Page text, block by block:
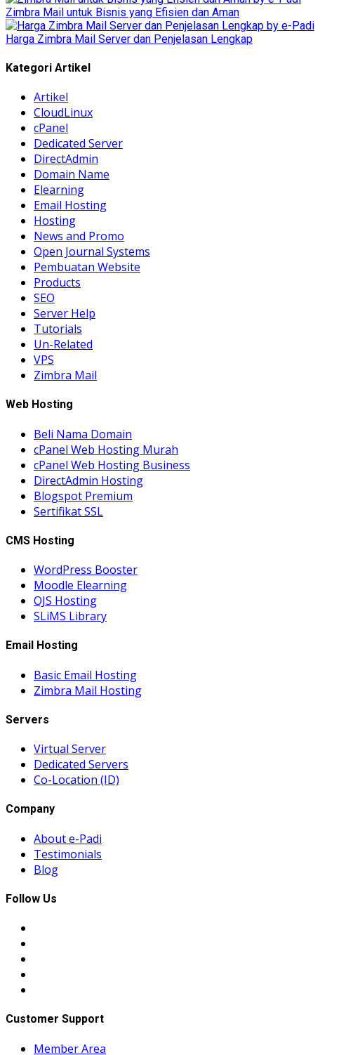
Zimbra Mail untuk Bisnis yang Efisien dan Aman
Harga Zimbra Mail Server dan Penjelasan Lengkap
Kategori Artikel
Artikel
CloudLinux
cPanel
Dedicated Server
DirectAdmin
Domain Name
Elearning
Email Hosting
Hosting
News and Promo
Open Journal Systems
Pembuatan Website
Products
SEO
Server Help
Tutorials
Un-Related
VPS
Zimbra Mail
Web Hosting
Beli Nama Domain
cPanel Web Hosting Murah
cPanel Web Hosting Business
DirectAdmin Hosting
Blogspot Premium
Sertifikat SSL
CMS Hosting
WordPress Booster
Moodle Elearning
OJS Hosting
SLiMS Library
Email Hosting
Basic Email Hosting
Zimbra Mail Hosting
Servers
Virtual Server
Dedicated Servers
Co-Location (ID)
Company
About e-Padi
Testimonials
Blog
Follow Us
Customer Support
Member Area